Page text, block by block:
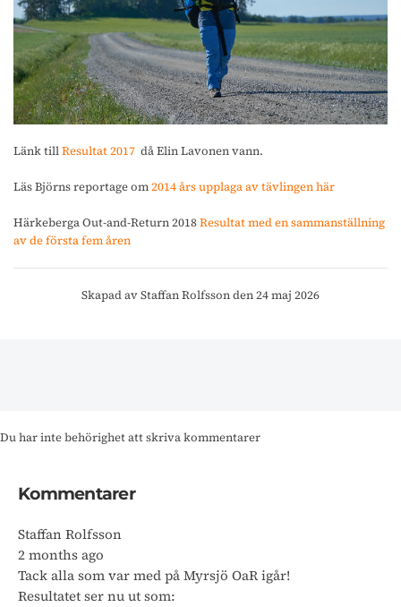
Länk tillResultat 2017 då Elin Lavonen vann.
Läs Björns reportage om2014 års upplaga av tävlingen här
Härkeberga Out-and-Return 2018Resultat med en sammanställning
av de första fem åren
Skapad av Staffan Rolfsson den 24 maj 2026
Du har inte behörighet att skriva kommentarer
Kommentarer
Staffan Rolfsson
2 months ago
Tack alla som var med på Myrsjö OaR igår!
Resultatet ser nu ut som: